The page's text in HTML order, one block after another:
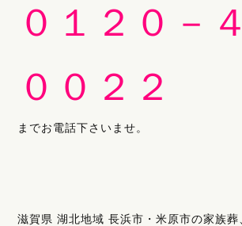
０１２０－
００２２
までお電話下さいませ。
滋賀県 湖北地域 長浜市・米原市の家族葬